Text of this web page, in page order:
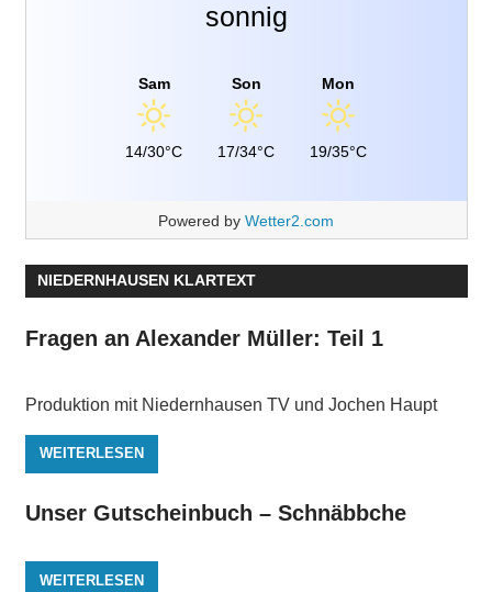
sonnig
Sam
14/30°C
Son
17/34°C
Mon
19/35°C
Powered by Wetter2.com
NIEDERNHAUSEN KLARTEXT
Fragen an Alexander Müller: Teil 1
Produktion mit Niedernhausen TV und Jochen Haupt
WEITERLESEN
Unser Gutscheinbuch – Schnäbbche
WEITERLESEN